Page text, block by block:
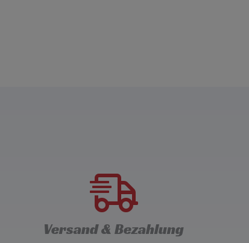
Versand & Bezahlung